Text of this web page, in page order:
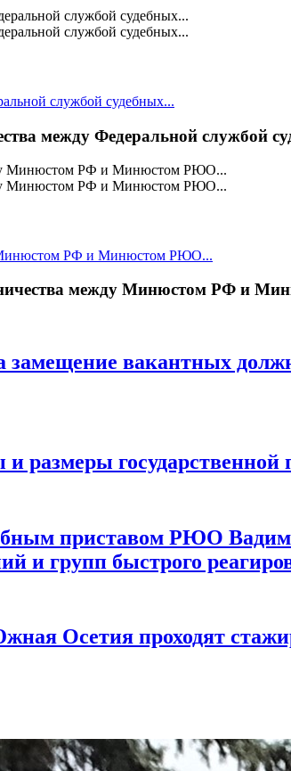
службой судебных...
между Федеральной службой
Минюстом РФ и Минюстом РЮО...
между Минюстом РФ и
вакантных
и размеры
приставом РЮО
и групп быстрого
Осетия проходят